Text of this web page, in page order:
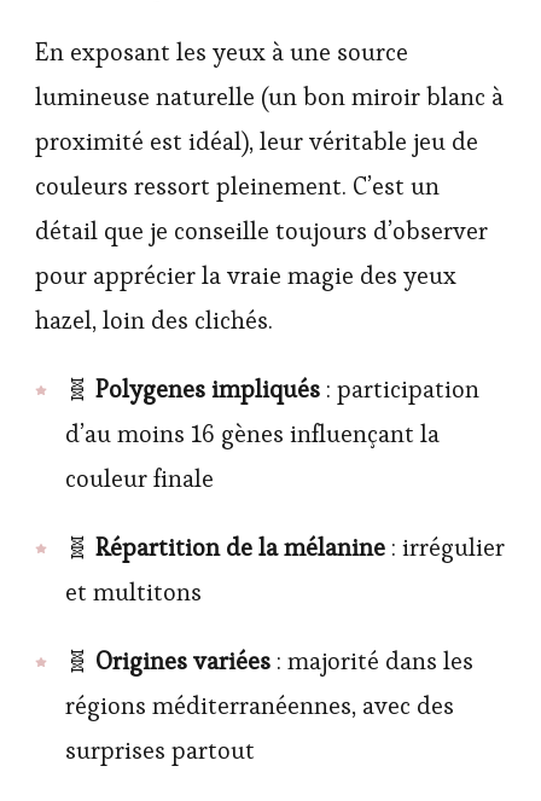
En exposant les yeux à une source
lumineuse naturelle (un bon miroir blanc à
proximité est idéal), leur véritable jeu de
couleurs ressort pleinement. C’est un
détail que je conseille toujours d’observer
pour apprécier la vraie magie des yeux
hazel, loin des clichés.
🧬 Polygenes impliqués : participation
d’au moins 16 gènes influençant la
couleur finale
🧬 Répartition de la mélanine : irrégulier
et multitons
🧬 Origines variées : majorité dans les
régions méditerranéennes, avec des
surprises partout